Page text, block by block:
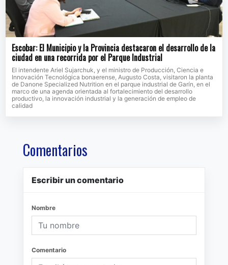
Escobar: El Municipio y la Provincia destacaron el desarrollo de la
ciudad en una recorrida por el Parque Industrial
El intendente Ariel Sujarchuk, y el ministro de Producción, Ciencia e
Innovación Tecnológica bonaerense, Augusto Costa, visitaron la planta
de Danone Specialized Nutrition en el parque industrial de Garín, en el
marco de una agenda orientada al fortalecimiento del desarrollo
productivo, la innovación industrial y la generación de empleo de
calidad
Comentarios
Escribir un comentario
Nombre
Comentario